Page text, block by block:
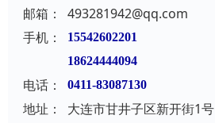
邮箱：
493281942@qq.com
手机：
15542602201
18624444094
电话： 0411-83087130
地址：
大连市甘井子区新开街1号